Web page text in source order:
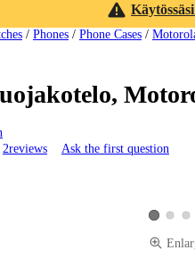
/ Phones / Phone Cases /
2reviews Ask the first question
ViewView